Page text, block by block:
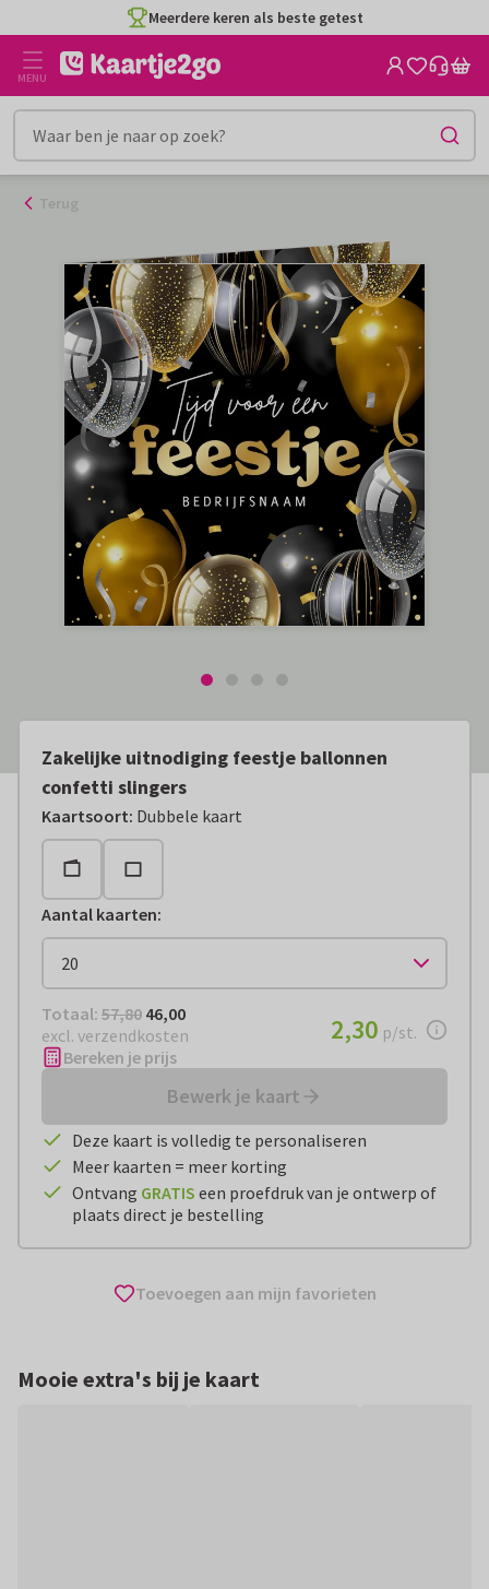
naar
inhoud
Meerdere keren als beste getest
MENU
Terug
Zakelijke uitnodiging feestje ballonnen
confetti slingers
Kaartsoort: Dubbele kaart
Aantal kaarten:
Totaal: € 46,00
Totaal: 57,80 46,00
excl. verzendkosten
€ 2,30per stuk
2,30 p/st.
Bereken je prijs
Bewerk je kaart
Deze kaart is volledig te personaliseren
Meer kaarten = meer korting
Ontvang GRATIS een proefdruk van je ontwerp of
plaats direct je bestelling
Toevoegen aan mijn favorieten
Mooie extra's bij je kaart